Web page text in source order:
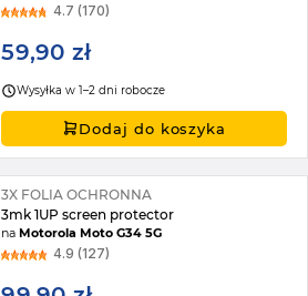
4.7 (170)
59,90 zł
Wysyłka w 1–2 dni robocze
Dodaj do koszyka
3X FOLIA OCHRONNA
3mk 1UP screen protector
naMotorola Moto G34 5G
4.9 (127)